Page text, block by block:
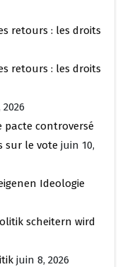
retours : les droits
retours : les droits
2026
pacte controversé
sur le vote juin 10,
Ideologie
scheitern wird
juin 8, 2026